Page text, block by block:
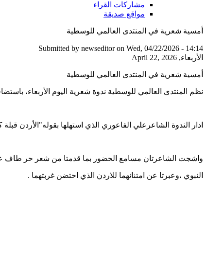
مشاركات القراء
مواقع صديقة
أمسية شعرية في المنتدى العالمي للوسطية
Submitted by newseditoron Wed, 04/22/2026 - 14:14
الأربعاء, April 22, 2026
أمسية شعرية في المنتدى العالمي للوسطية
نظم المنتدى العالمي للوسطية ندوة شعرية اليوم الأربعاء،
ادار الندوة الشاعرعلي الفاعوري الذي استهلها بقوله"الأردن
واشجت الشاعرتان مسامع الحضور بما قدمتا من شعر حر طاف
النبوي ،وعبرتا عن امتنانهما للاردن الذي احتضن غربتهما .